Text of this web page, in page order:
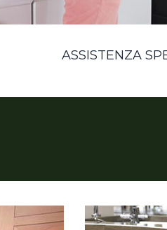
ASSISTENZA